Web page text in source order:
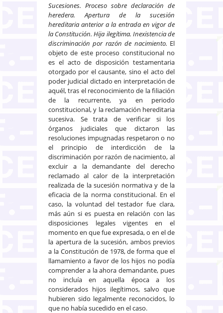
Sucesiones. Proceso sobre declaración de
heredera. Apertura de la sucesión
hereditaria anterior a la entrada en vigor de
la Constitución. Hija ilegítima. Inexistencia de
discriminación por razón de nacimiento. El
objeto de este proceso constitucional no
es el acto de disposición testamentaria
otorgado por el causante, sino el acto del
poder judicial dictado en interpretación de
aquél, tras el reconocimiento de la filiación
de la recurrente, ya en periodo
constitucional, y la reclamación hereditaria
sucesiva. Se trata de verificar si los
órganos judiciales que dictaron las
resoluciones impugnadas respetaron o no
el principio de interdicción de la
discriminación por razón de nacimiento, al
excluir a la demandante del derecho
reclamado al calor de la interpretación
realizada de la sucesión normativa y de la
eficacia de la norma constitucional. En el
caso, la voluntad del testador fue clara,
más aún si es puesta en relación con las
disposiciones legales vigentes en el
momento en que fue expresada, o en el de
la apertura de la sucesión, ambos previos
a la Constitución de 1978, de forma que el
llamamiento a favor de los hijos no podía
comprender a la ahora demandante, pues
no incluía en aquella época a los
considerados hijos ilegítimos, salvo que
hubieren sido legalmente reconocidos, lo
que no había sucedido en el caso.